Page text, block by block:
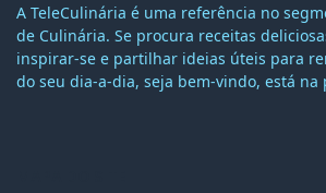
A TeleCulinária é uma referência no
de Culinária. Se procura receitas
inspirar-se e partilhar ideias úteis para
do seu dia-a-dia, seja bem-vindo, está na